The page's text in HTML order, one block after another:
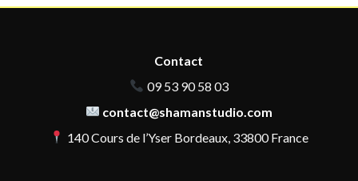
Contact
09 53 90 58 03
contact@shamanstudio.com
140 Cours de l’Yser Bordeaux, 33800 France